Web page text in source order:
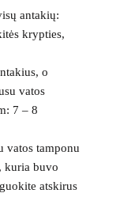
antakių:
krypties,
o
vatos
7 – 8
vatos tamponu
kuria buvo
atskirus